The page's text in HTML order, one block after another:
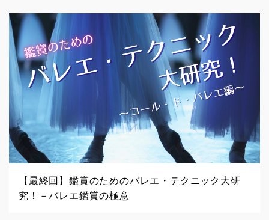
【最終回】鑑賞のためのバレエ・テクニック大研
究！－バレエ鑑賞の極意